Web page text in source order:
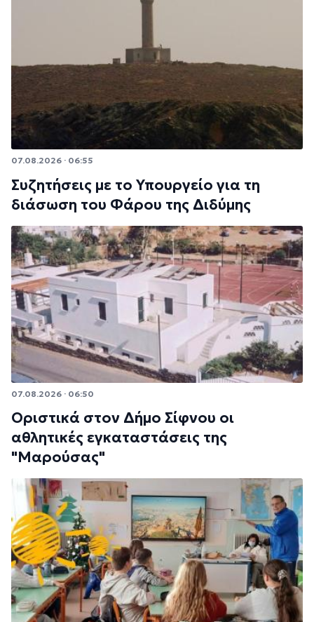
07.08.2026 · 06:55
Συζητήσεις με το Υπουργείο για τη
διάσωση του Φάρου της Διδύμης
07.08.2026 · 06:50
Οριστικά στον Δήμο Σίφνου οι
αθλητικές εγκαταστάσεις της
"Μαρούσας"